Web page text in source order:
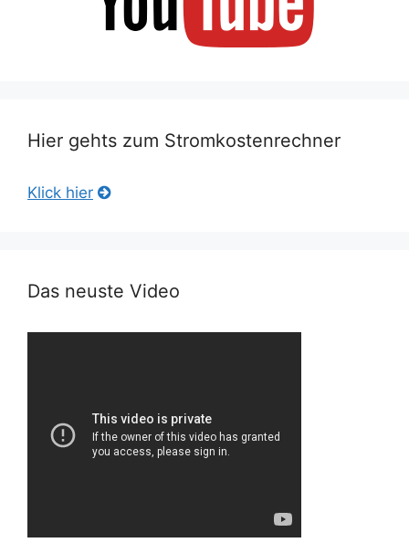
Hier gehts zum Stromkostenrechner
Klick hier
Das neuste Video